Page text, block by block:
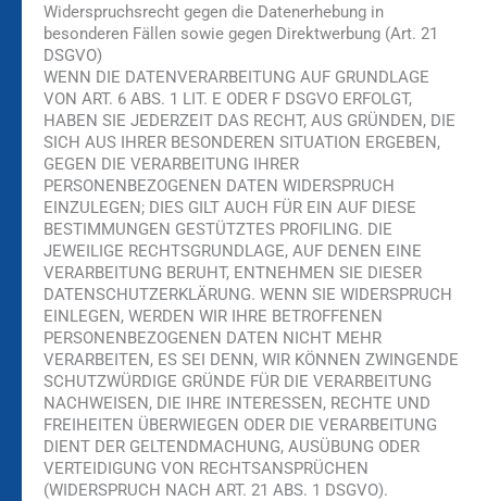
Widerspruchsrecht gegen die Datenerhebung in
besonderen Fällen sowie gegen Direktwerbung (Art. 21
DSGVO)
WENN DIE DATENVERARBEITUNG AUF GRUNDLAGE
VON ART. 6 ABS. 1 LIT. E ODER F DSGVO ERFOLGT,
HABEN SIE JEDERZEIT DAS RECHT, AUS GRÜNDEN, DIE
SICH AUS IHRER BESONDEREN SITUATION ERGEBEN,
GEGEN DIE VERARBEITUNG IHRER
PERSONENBEZOGENEN DATEN WIDERSPRUCH
EINZULEGEN; DIES GILT AUCH FÜR EIN AUF DIESE
BESTIMMUNGEN GESTÜTZTES PROFILING. DIE
JEWEILIGE RECHTSGRUNDLAGE, AUF DENEN EINE
VERARBEITUNG BERUHT, ENTNEHMEN SIE DIESER
DATENSCHUTZERKLÄRUNG. WENN SIE WIDERSPRUCH
EINLEGEN, WERDEN WIR IHRE BETROFFENEN
PERSONENBEZOGENEN DATEN NICHT MEHR
VERARBEITEN, ES SEI DENN, WIR KÖNNEN ZWINGENDE
SCHUTZWÜRDIGE GRÜNDE FÜR DIE VERARBEITUNG
NACHWEISEN, DIE IHRE INTERESSEN, RECHTE UND
FREIHEITEN ÜBERWIEGEN ODER DIE VERARBEITUNG
DIENT DER GELTENDMACHUNG, AUSÜBUNG ODER
VERTEIDIGUNG VON RECHTSANSPRÜCHEN
(WIDERSPRUCH NACH ART. 21 ABS. 1 DSGVO).